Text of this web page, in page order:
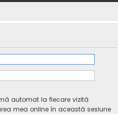
automat la fiecare vizită
mea online în această sesiune